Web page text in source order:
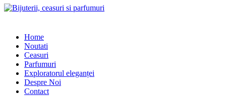
Home
Noutati
Ceasuri
Parfumuri
Exploratorul eleganței
Despre Noi
Contact